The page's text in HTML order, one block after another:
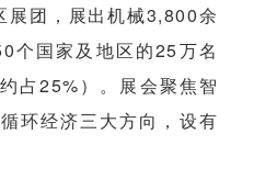
展团，展出机械3,800余
个国家及地区的25万名
占25%）。展会聚焦智
环经济三大方向，设有